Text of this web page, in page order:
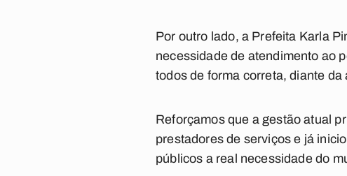
Por outro lado, a Prefeita Karla
necessidade de atendimento ao
todos de forma correta, diante
Reforçamos que a gestão atual
prestadores de serviços e já
públicos a real necessidade do